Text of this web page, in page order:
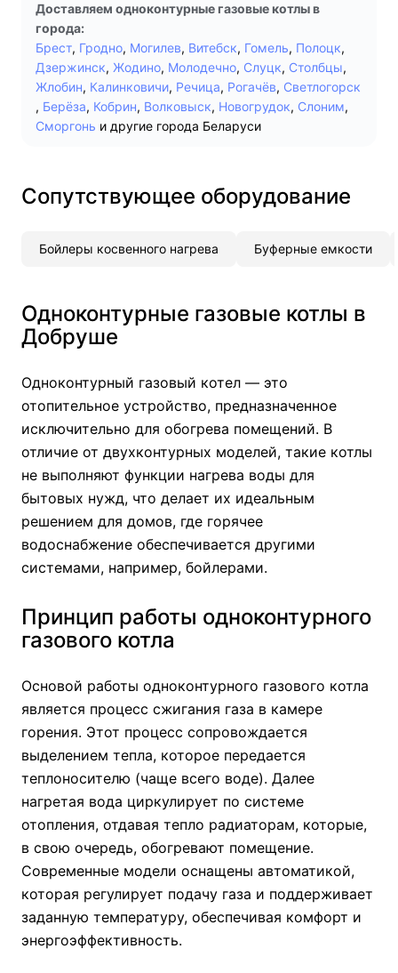
Доставляем одноконтурные газовые котлы в
города:
Брест, Гродно, Могилев, Витебск, Гомель, Полоцк,
Дзержинск, Жодино, Молодечно, Слуцк, Столбцы,
Жлобин, Калинковичи, Речица, Рогачёв, Светлогорск
, Берёза, Кобрин, Волковыск, Новогрудок, Слоним,
Сморгонь и другие города Беларуси
Сопутствующее оборудование
Бойлеры косвенного нагрева Буферные емкости
Одноконтурные газовые котлы в
Добруше
Одноконтурный газовый котел — это
отопительное устройство, предназначенное
исключительно для обогрева помещений. В
отличие от двухконтурных моделей, такие котлы
не выполняют функции нагрева воды для
бытовых нужд, что делает их идеальным
решением для домов, где горячее
водоснабжение обеспечивается другими
системами, например, бойлерами.
Принцип работы одноконтурного
газового котла
Основой работы одноконтурного газового котла
является процесс сжигания газа в камере
горения. Этот процесс сопровождается
выделением тепла, которое передается
теплоносителю (чаще всего воде). Далее
нагретая вода циркулирует по системе
отопления, отдавая тепло радиаторам, которые,
в свою очередь, обогревают помещение.
Современные модели оснащены автоматикой,
которая регулирует подачу газа и поддерживает
заданную температуру, обеспечивая комфорт и
энергоэффективность.